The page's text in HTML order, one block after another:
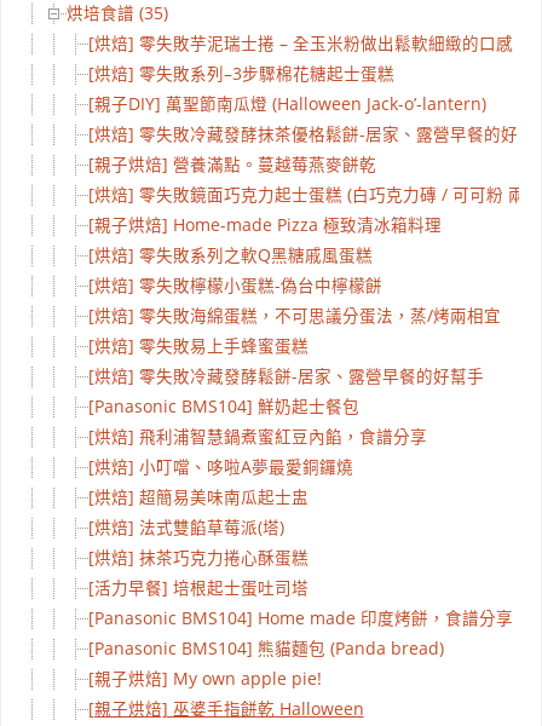
烘培食譜 (35)
[烘焙] 零失敗芋泥瑞士捲 – 全玉米粉做出鬆軟細緻的口感
[烘焙] 零失敗系列–3步驟棉花糖起士蛋糕
[親子DIY] 萬聖節南瓜燈 (Halloween Jack-o’-lantern)
[烘焙] 零失敗冷藏發酵抹茶優格鬆餅-居家、露營早餐的好幫
[親子烘焙] 營養滿點。蔓越莓燕麥餅乾
[烘焙] 零失敗鏡面巧克力起士蛋糕 (白巧克力磚 / 可可粉 兩
[親子烘焙] Home-made Pizza 極致清冰箱料理
[烘焙] 零失敗系列之軟Q黑糖戚風蛋糕
[烘焙] 零失敗檸檬小蛋糕-偽台中檸檬餅
[烘焙] 零失敗海綿蛋糕，不可思議分蛋法，蒸/烤兩相宜
[烘焙] 零失敗易上手蜂蜜蛋糕
[烘焙] 零失敗冷藏發酵鬆餅-居家、露營早餐的好幫手
[Panasonic BMS104] 鮮奶起士餐包
[烘焙] 飛利浦智慧鍋煮蜜紅豆內餡，食譜分享
[烘焙] 小叮噹、哆啦A夢最愛銅鑼燒
[烘焙] 超簡易美味南瓜起士盅
[烘焙] 法式雙餡草莓派(塔)
[烘焙] 抹茶巧克力捲心酥蛋糕
[活力早餐] 培根起士蛋吐司塔
[Panasonic BMS104] Home made 印度烤餅，食譜分享！
[Panasonic BMS104] 熊貓麵包 (Panda bread)
[親子烘焙] My own apple pie!
[親子烘焙] 巫婆手指餅乾 Halloween